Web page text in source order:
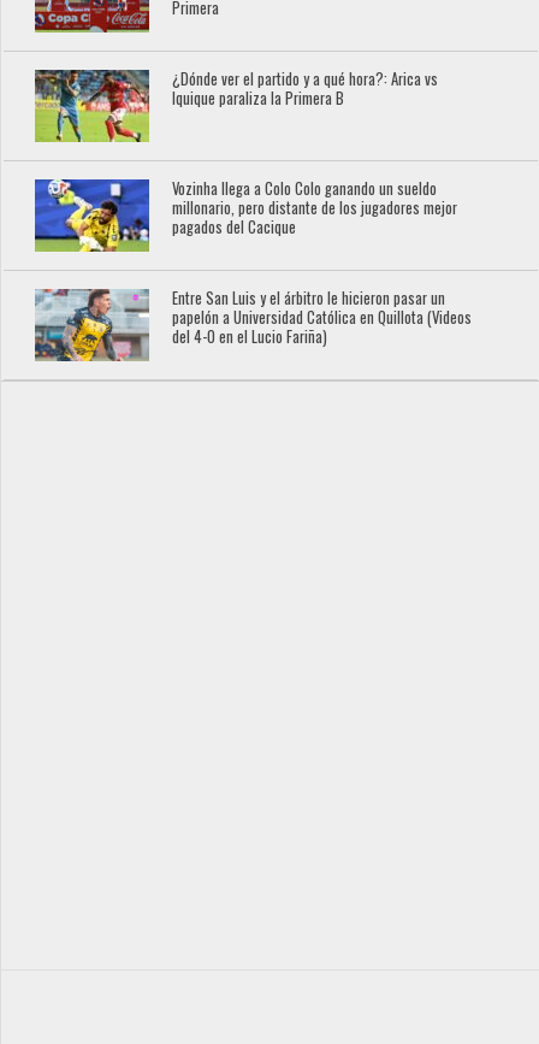
Primera
¿Dónde ver el partido y a qué hora?: Arica vs
Iquique paraliza la Primera B
Vozinha llega a Colo Colo ganando un sueldo
millonario, pero distante de los jugadores mejor
pagados del Cacique
Entre San Luis y el árbitro le hicieron pasar un
papelón a Universidad Católica en Quillota (Videos
del 4-0 en el Lucio Fariña)